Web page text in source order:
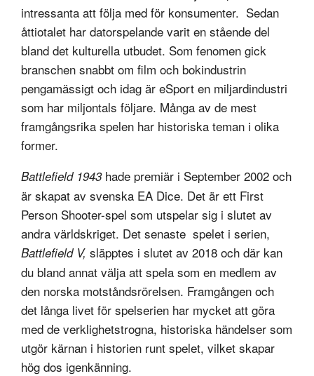
intressanta att följa med för konsumenter. Sedan
åttiotalet har datorspelande varit en stående del
bland det kulturella utbudet. Som fenomen gick
branschen snabbt om film och bokindustrin
pengamässigt och idag är eSport en miljardindustri
som har miljontals följare. Många av de mest
framgångsrika spelen har historiska teman i olika
former.
Battlefield 1943hade premiär i September 2002 och
är skapat av svenska EA Dice. Det är ett First
Person Shooter-spel som utspelar sig i slutet av
andra världskriget. Det senaste spelet i serien,
Battlefield V, släpptes i slutet av 2018 och där kan
du bland annat välja att spela som en medlem av
den norska motståndsrörelsen. Framgången och
det långa livet för spelserien har mycket att göra
med de verklighetstrogna, historiska händelser som
utgör kärnan i historien runt spelet, vilket skapar
hög dos igenkänning.